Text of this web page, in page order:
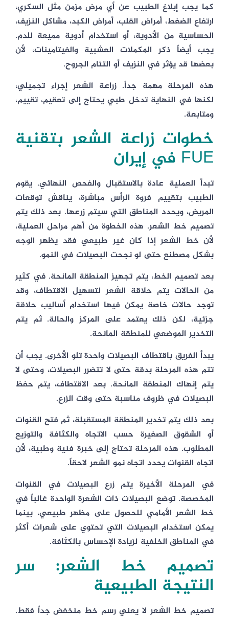
كما يجب إبلاغ الطبيب عن أي مرض مزمن مثل السكري،
ارتفاع الضغط، أمراض القلب، أمراض الكبد، مشاكل النزيف،
الحساسية من الأدوية، أو استخدام أدوية مميعة للدم.
يجب أيضاً ذكر المكملات العشبية والفيتامينات، لأن
بعضها قد يؤثر في النزيف أو التئام الجروح.
هذه المرحلة مهمة جداً. زراعة الشعر إجراء تجميلي،
لكنها في النهاية تدخل طبي يحتاج إلى تعقيم، تقييم،
ومتابعة.
خطوات زراعة الشعر بتقنية
FUE في إيران
تبدأ العملية عادة بالاستقبال والفحص النهائي. يقوم
الطبيب بتقييم فروة الرأس مباشرة، يناقش توقعات
المريض، ويحدد المناطق التي سيتم زرعها. بعد ذلك يتم
تصميم خط الشعر. هذه الخطوة من أهم مراحل العملية،
لأن خط الشعر إذا كان غير طبيعي فقد يظهر الوجه
بشكل مصطنع حتى لو نجحت البصيلات في النمو.
بعد تصميم الخط، يتم تجهيز المنطقة المانحة. في كثير
من الحالات يتم حلاقة الشعر لتسهيل الاقتطاف، وقد
توجد حالات خاصة يمكن فيها استخدام أساليب حلاقة
جزئية، لكن ذلك يعتمد على المركز والحالة. ثم يتم
التخدير الموضعي للمنطقة المانحة.
يبدأ الفريق باقتطاف البصيلات واحدة تلو الأخرى. يجب أن
تتم هذه المرحلة بدقة حتى لا تتضرر البصيلات، وحتى لا
يتم إنهاك المنطقة المانحة. بعد الاقتطاف، يتم حفظ
البصيلات في ظروف مناسبة حتى وقت الزرع.
بعد ذلك يتم تخدير المنطقة المستقبلة، ثم فتح القنوات
أو الشقوق الصغيرة حسب الاتجاه والكثافة والتوزيع
المطلوب. هذه المرحلة تحتاج إلى خبرة فنية وطبية، لأن
اتجاه القنوات يحدد اتجاه نمو الشعر لاحقاً.
في المرحلة الأخيرة يتم زرع البصيلات في القنوات
المخصصة. توضع البصيلات ذات الشعرة الواحدة غالباً في
خط الشعر الأمامي للحصول على مظهر طبيعي، بينما
يمكن استخدام البصيلات التي تحتوي على شعرات أكثر
في المناطق الخلفية لزيادة الإحساس بالكثافة.
تصميم خط الشعر: سر
النتيجة الطبيعية
تصميم خط الشعر لا يعني رسم خط منخفض جداً فقط.